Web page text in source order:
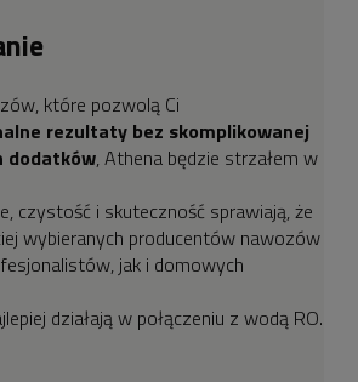
które pozwolą Ci
rezultaty bez skomplikowanej
dodatków, Athena będzie strzałem w
czystość i skuteczność sprawiają, że
wybieranych producentów nawozów
jak i domowych
działają w połączeniu z wodą RO.